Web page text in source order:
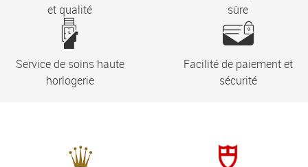
et qualité
sûre
Service de soins haute
horlogerie
Facilité de paiement et
sécurité